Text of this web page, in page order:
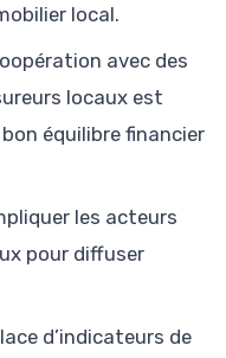
local.
avec des
locaux est
équilibre financier
les acteurs
pour diffuser
d’indicateurs de